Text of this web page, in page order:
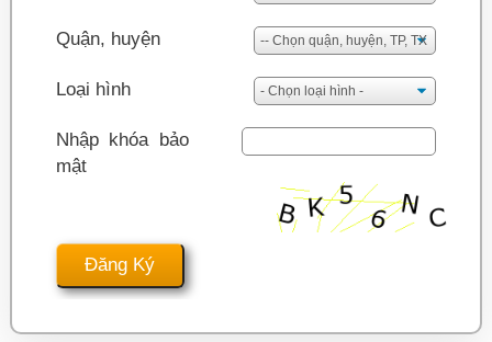
Quận, huyện
Loại hình
Nhập khóa bảo
mật